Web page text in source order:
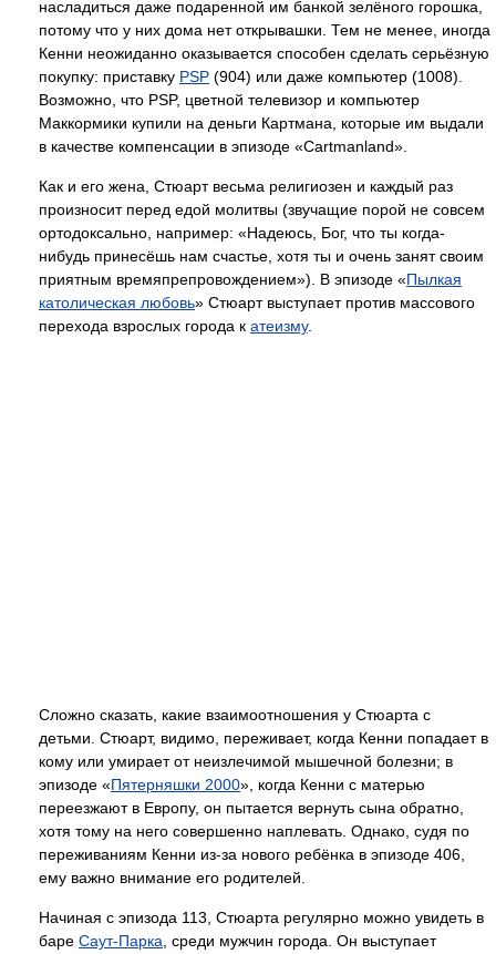
насладиться даже подаренной им банкой зелёного горошка,
потому что у них дома нет открывашки. Тем не менее, иногда
Кенни неожиданно оказывается способен сделать серьёзную
покупку: приставку PSP (904) или даже компьютер (1008).
Возможно, что PSP, цветной телевизор и компьютер
Маккормики купили на деньги Картмана, которые им выдали
в качестве компенсации в эпизоде «Cartmanland».
Как и его жена, Стюарт весьма религиозен и каждый раз
произносит перед едой молитвы (звучащие порой не совсем
ортодоксально, например: «Надеюсь, Бог, что ты когда-
нибудь принесёшь нам счастье, хотя ты и очень занят своим
приятным времяпрепровождением»). В эпизоде «Пылкая
католическая любовь» Стюарт выступает против массового
перехода взрослых города к атеизму.
Сложно сказать, какие взаимоотношения у Стюарта с
детьми. Стюарт, видимо, переживает, когда Кенни попадает в
кому или умирает от неизлечимой мышечной болезни; в
эпизоде «Пятерняшки 2000», когда Кенни с матерью
переезжают в Европу, он пытается вернуть сына обратно,
хотя тому на него совершенно наплевать. Однако, судя по
переживаниям Кенни из-за нового ребёнка в эпизоде 406,
ему важно внимание его родителей.
Начиная с эпизода 113, Стюарта регулярно можно увидеть в
баре Саут-Парка , среди мужчин города. Он выступает